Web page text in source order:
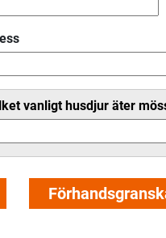
vanligt husdjur äter